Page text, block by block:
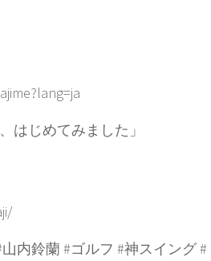
はじめてみました」
内鈴蘭 #ゴルフ #神スイング